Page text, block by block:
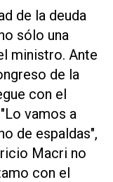
de la deuda
sólo una
ministro. Ante
de la
con el
vamos a
de espaldas",
Macri no
con el